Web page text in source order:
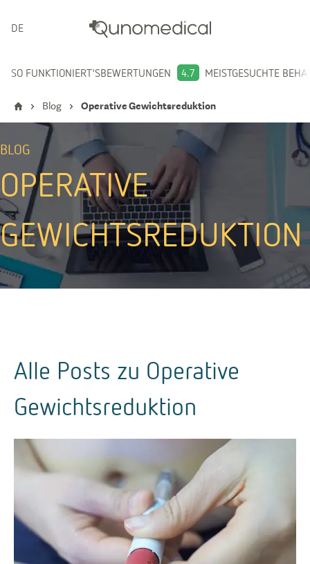
DEUTSCH
SO FUNKTIONIERT'SBEWERTUNGEN 4.7 MEISTGESUCHTE
Blog Operative Gewichtsreduktion
BLOG
OPERATIVE
GEWICHTSREDUKTION
Alle Posts zu Operative
Gewichtsreduktion